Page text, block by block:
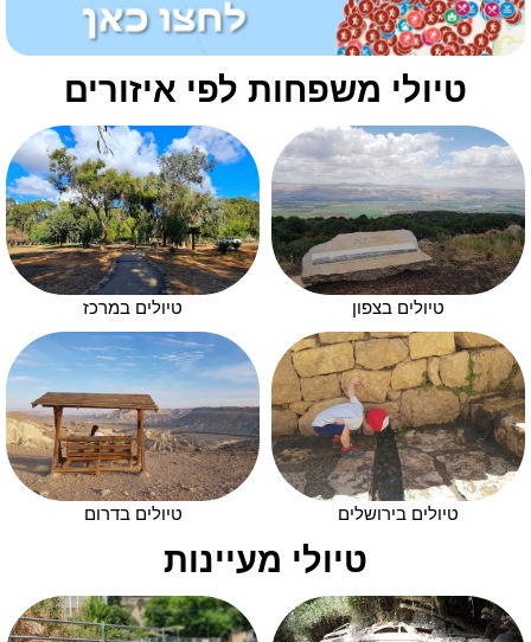
טיולי משפחות לפי איזורים
טיולים בצפון טיולים במרכז
טיולים בירושלים טיולים בדרום
טיולי מעיינות